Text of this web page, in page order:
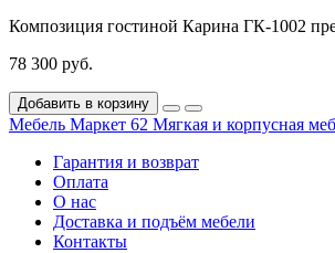
Композиция гостиной Карина ГК-1002
78 300 руб.
Добавить в корзину
Мебель Маркет 62 Мягкая и корпусная
Гарантия и возврат
Оплата
О нас
Доставка и подъём мебели
Контакты